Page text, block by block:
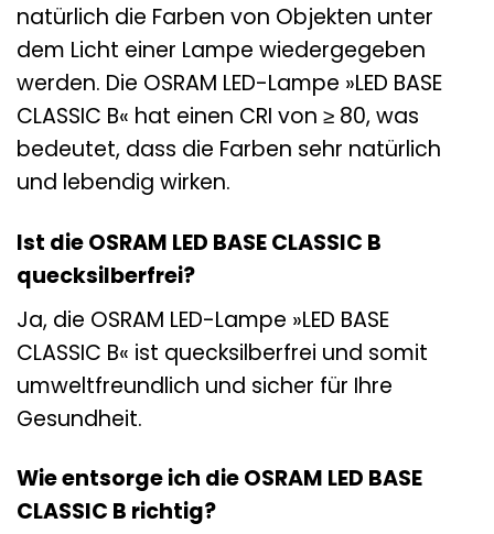
natürlich die Farben von Objekten unter
dem Licht einer Lampe wiedergegeben
werden. Die OSRAM LED-Lampe »LED BASE
CLASSIC B« hat einen CRI von ≥ 80, was
bedeutet, dass die Farben sehr natürlich
und lebendig wirken.
Ist die OSRAM LED BASE CLASSIC B
quecksilberfrei?
Ja, die OSRAM LED-Lampe »LED BASE
CLASSIC B« ist quecksilberfrei und somit
umweltfreundlich und sicher für Ihre
Gesundheit.
Wie entsorge ich die OSRAM LED BASE
CLASSIC B richtig?